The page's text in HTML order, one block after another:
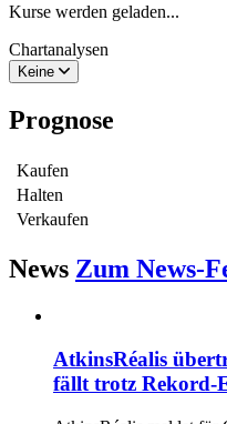
Kurse werden geladen...
Chartanalysen
Keine
Prognose
Kaufen
Halten
Verkaufen
News Zum News-
AtkinsRéalis
fällt trotz